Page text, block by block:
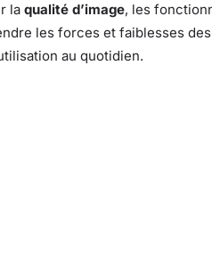
la qualité d’image, les
les forces et faiblesses des
au quotidien.